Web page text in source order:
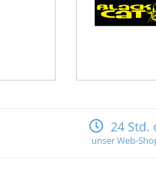
24 Std.
unser Web-